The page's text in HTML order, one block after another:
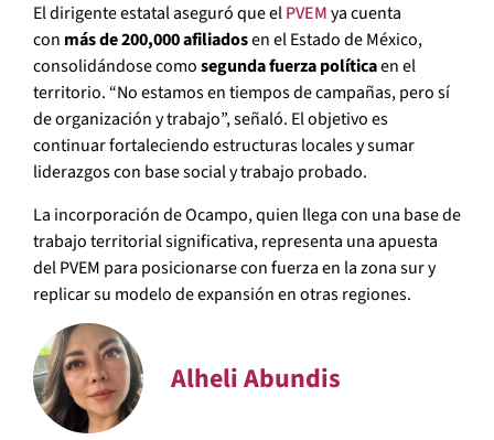
El dirigente estatal aseguró que elPVEMya cuenta
con más de 200,000 afiliadosen el Estado de México,
consolidándose comosegunda fuerza políticaen el
territorio. “No estamos en tiempos de campañas, pero sí
de organización y trabajo”, señaló. El objetivo es
continuar fortaleciendo estructuras locales y sumar
liderazgos con base social y trabajo probado.
La incorporación de Ocampo, quien llega con una base de
trabajo territorial significativa, representa una apuesta
del PVEM para posicionarse con fuerza en la zona sur y
replicar su modelo de expansión en otras regiones.
Alheli Abundis